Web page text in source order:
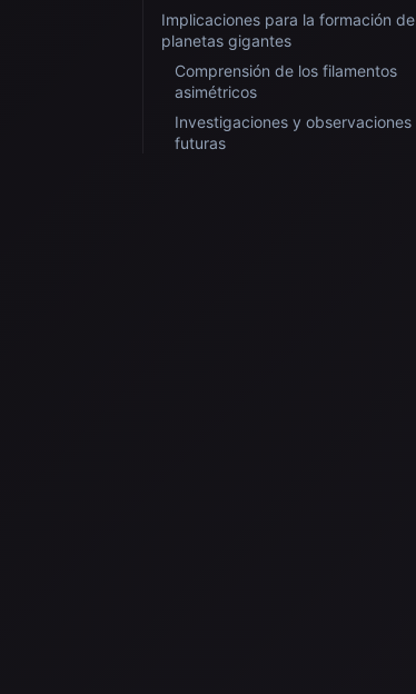
Implicaciones para la formación de
planetas gigantes
Comprensión de los filamentos
asimétricos
Investigaciones y observaciones
futuras